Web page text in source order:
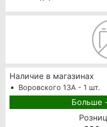
Наличие в магазинах
Воровского 13А - 1 шт.
Больше